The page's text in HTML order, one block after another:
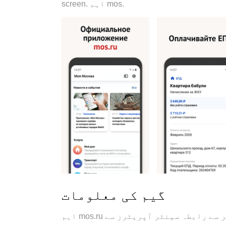
screen. اہم mos.
گیم کی معلومات
اہم mos.ru خدمات استعمال کریں ، شہر کی خبریں پڑھیں اور شہر سے رابطہ سینٹر آپریٹرز سے